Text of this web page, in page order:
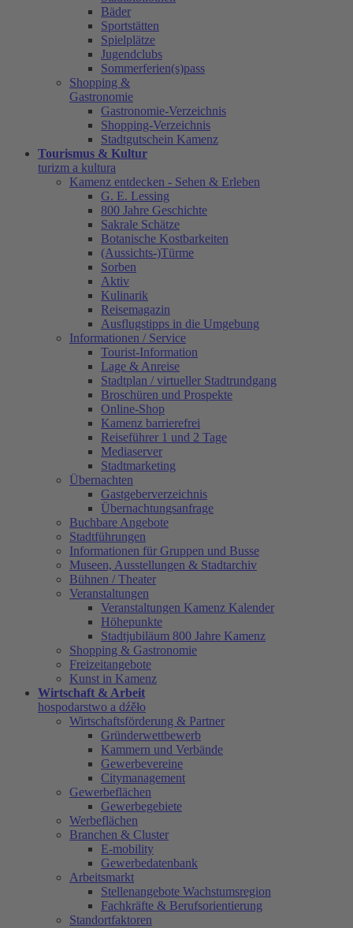
Bäder
Sportstätten
Spielplätze
Jugendclubs
Sommerferien(s)pass
Shopping &
Gastronomie
Gastronomie-Verzeichnis
Shopping-Verzeichnis
Stadtgutschein Kamenz
Tourismus & Kultur
turizm a kultura
Kamenz entdecken - Sehen & Erleben
G. E. Lessing
800 Jahre Geschichte
Sakrale Schätze
Botanische Kostbarkeiten
(Aussichts-)Türme
Sorben
Aktiv
Kulinarik
Reisemagazin
Ausflugstipps in die Umgebung
Informationen / Service
Tourist-Information
Lage & Anreise
Stadtplan / virtueller Stadtrundgang
Broschüren und Prospekte
Online-Shop
Kamenz barrierefrei
Reiseführer 1 und 2 Tage
Mediaserver
Stadtmarketing
Übernachten
Gastgeberverzeichnis
Übernachtungsanfrage
Buchbare Angebote
Stadtführungen
Informationen für Gruppen und Busse
Museen, Ausstellungen & Stadtarchiv
Bühnen / Theater
Veranstaltungen
Veranstaltungen Kamenz Kalender
Höhepunkte
Stadtjubiläum 800 Jahre Kamenz
Shopping & Gastronomie
Freizeitangebote
Kunst in Kamenz
Wirtschaft & Arbeit
hospodarstwo a dźěło
Wirtschaftsförderung & Partner
Gründerwettbewerb
Kammern und Verbände
Gewerbevereine
Citymanagement
Gewerbeflächen
Gewerbegebiete
Werbeflächen
Branchen & Cluster
E-mobility
Gewerbedatenbank
Arbeitsmarkt
Stellenangebote Wachstumsregion
Fachkräfte & Berufsorientierung
Standortfaktoren